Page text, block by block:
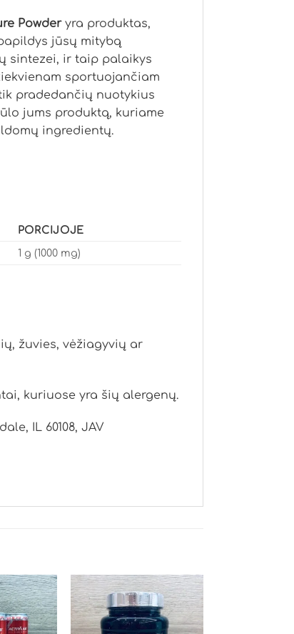
Powderyra produktas,
jūsų mitybą
sintezei, ir taip palaikys
sportuojančiam
pradedančių nuotykius
jums produktą, kuriame
ingredientų.
PORCIJOJE
1 g (1000 mg)
žuvies, vėžiagyvių ar
kuriuose yra šių alergenų.
IL 60108, JAV